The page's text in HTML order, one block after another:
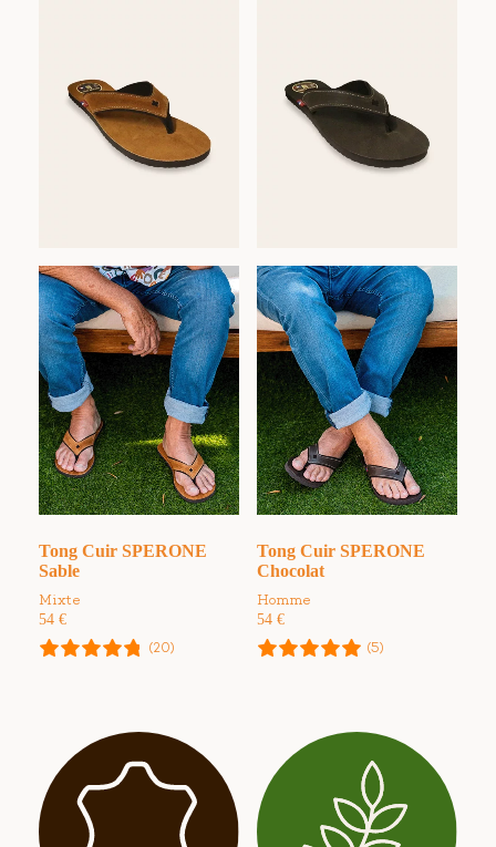
Tong Cuir SPERONE
Sable
Mixte
54 €
(20)
Tong Cuir SPERONE
Chocolat
Homme
54 €
(5)